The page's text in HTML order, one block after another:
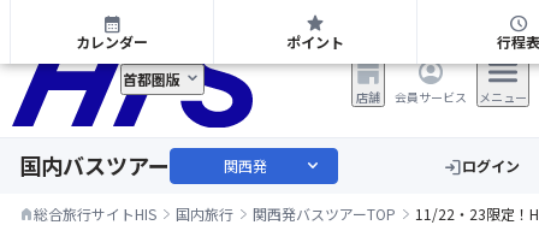
関西発 日帰り・宿泊バスツアー
首都圏版
店舗 会員サービス メニュー
国内バスツアー 関西発 expand_more loginログイン
home総合旅行サイトHIS 国内旅行 関西発バスツアーTOP 11/22・23限定！
calendar_month
カレンダー
star
ポイント
schedule
行程表